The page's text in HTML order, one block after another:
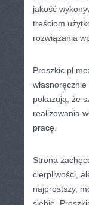
jakość
treściom
rozwiązania
Proszkic.pl
pokazują, że
realizowania
pracę.
Strona
cierpliwości,
najprostszy,